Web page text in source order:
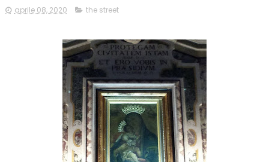
aprile 08, 2020 the street